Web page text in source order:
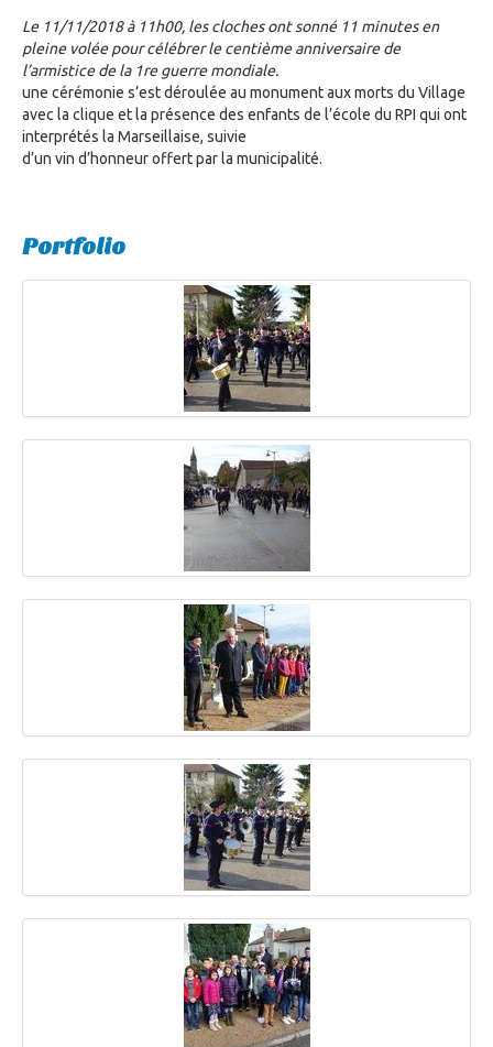
Le 11/11/2018 à 11h00, les cloches ont sonné 11 minutes en
pleine volée pour célébrer le centième anniversaire de
l’armistice de la 1re guerre mondiale.
une cérémonie s’est déroulée au monument aux morts du Village
avec la clique et la présence des enfants de l’école du RPI qui ont
interprétés la Marseillaise, suivie
d’un vin d’honneur offert par la municipalité.
Portfolio